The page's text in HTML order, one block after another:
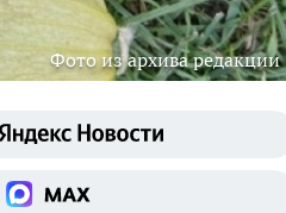
Фото из архива редакции